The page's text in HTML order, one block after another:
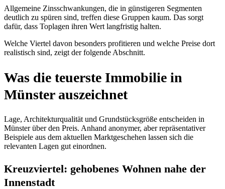
Allgemeine Zinsschwankungen, die in günstigeren Segmenten
deutlich zu spüren sind, treffen diese Gruppen kaum. Das sorgt
dafür, dass Toplagen ihren Wert langfristig halten.
Welche Viertel davon besonders profitieren und welche Preise dort
realistisch sind, zeigt der folgende Abschnitt.
Was die teuerste Immobilie in
Münster auszeichnet
Lage, Architekturqualität und Grundstücksgröße entscheiden in
Münster über den Preis. Anhand anonymer, aber repräsentativer
Beispiele aus dem aktuellen Marktgeschehen lassen sich die
relevanten Lagen gut einordnen.
Kreuzviertel: gehobenes Wohnen nahe der
Innenstadt